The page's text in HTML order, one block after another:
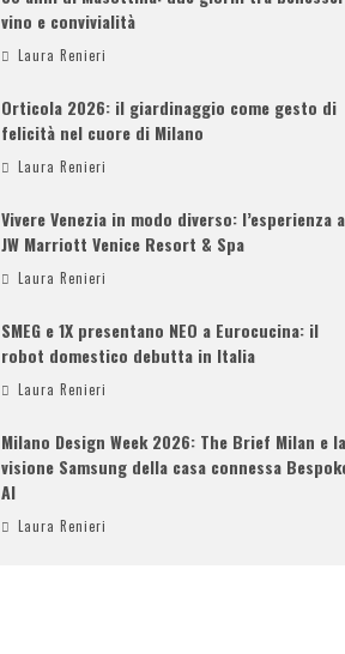
vino e convivialità
Laura Renieri
Orticola 2026: il giardinaggio come gesto di
felicità nel cuore di Milano
Laura Renieri
Vivere Venezia in modo diverso: l’esperienza
JW Marriott Venice Resort & Spa
Laura Renieri
SMEG e 1X presentano NEO a Eurocucina: il
robot domestico debutta in Italia
Laura Renieri
Milano Design Week 2026: The Brief Milan e la
visione Samsung della casa connessa
AI
Laura Renieri